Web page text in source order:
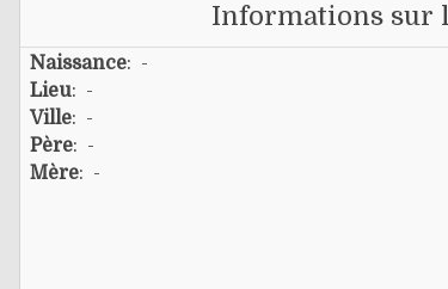
Informations sur
Naissance: -
Lieu: -
Ville: -
Père: -
Mère: -